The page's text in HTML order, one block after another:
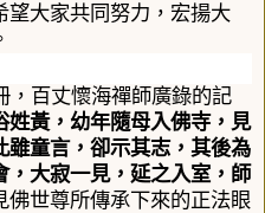
望大家共同努力，宏揚大
，百丈懷海禪師廣錄的記
姓黃，幼年隨母入佛寺，見
雖童言，卻示其志，其後為
，大寂一見，延之入室，師
佛世尊所傳承下來的正法眼